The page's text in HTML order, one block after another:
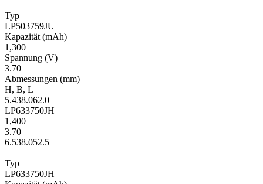
Typ
LP503759JU
Kapa­zität (mAh)
1,300
Span­nung (V)
3.70
Ab­mes­sungen (mm)
H, B, L
5.438.062.0
LP633750JH
1,400
3.70
6.538.052.5
Typ
LP633750JH